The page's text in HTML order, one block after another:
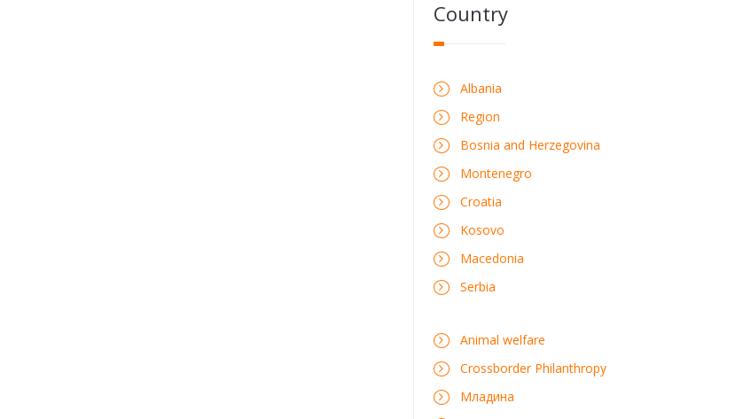
Country
Albania
Region
Bosnia and Herzegovina
Montenegro
Croatia
Kosovo
Macedonia
Serbia
Animal welfare
Crossborder Philanthropy
Mладина